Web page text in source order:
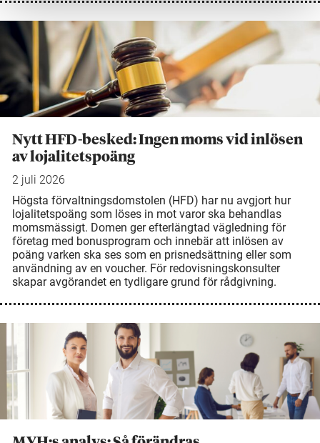
Nytt HFD-besked: Ingen moms vid inlösen
av lojalitetspoäng
2 juli 2026
Högsta förvaltningsdomstolen (HFD) har nu avgjort hur
lojalitetspoäng som löses in mot varor ska behandlas
momsmässigt. Domen ger efterlängtad vägledning för
företag med bonusprogram och innebär att inlösen av
poäng varken ska ses som en prisnedsättning eller som
användning av en voucher. För redovisningskonsulter
skapar avgörandet en tydligare grund för rådgivning.